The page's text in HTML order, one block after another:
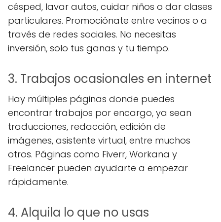
césped, lavar autos, cuidar niños o dar clases
particulares. Promociónate entre vecinos o a
través de redes sociales. No necesitas
inversión, solo tus ganas y tu tiempo.
3. Trabajos ocasionales en internet
Hay múltiples páginas donde puedes
encontrar trabajos por encargo, ya sean
traducciones, redacción, edición de
imágenes, asistente virtual, entre muchos
otros. Páginas como Fiverr, Workana y
Freelancer pueden ayudarte a empezar
rápidamente.
4. Alquila lo que no usas